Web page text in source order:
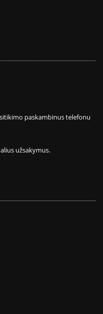
paskambinus telefonu
užsakymus.